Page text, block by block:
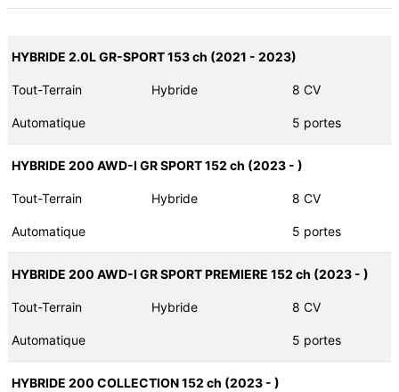
HYBRIDE 2.0L GR-SPORT 153 ch (2021 - 2023)
Tout-Terrain Hybride 8 CV
Automatique 5 portes
HYBRIDE 200 AWD-I GR SPORT 152 ch (2023 - )
Tout-Terrain Hybride 8 CV
Automatique 5 portes
HYBRIDE 200 AWD-I GR SPORT PREMIERE 152 ch (2023 - )
Tout-Terrain Hybride 8 CV
Automatique 5 portes
HYBRIDE 200 COLLECTION 152 ch (2023 - )